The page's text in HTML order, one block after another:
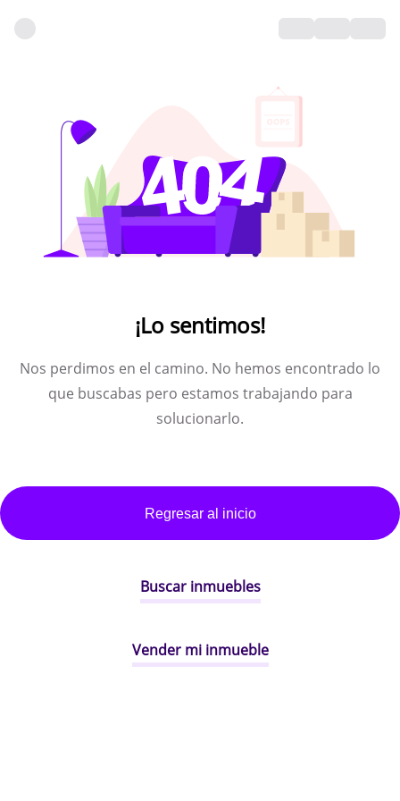
¡Lo sentimos!
Nos perdimos en el camino. No hemos encontrado lo
que buscabas pero estamos trabajando para
solucionarlo.
Regresar al inicio
Buscar inmuebles
Vender mi inmueble